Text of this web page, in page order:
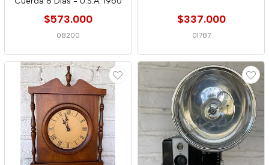
$573.000
08200
$337.000
01787